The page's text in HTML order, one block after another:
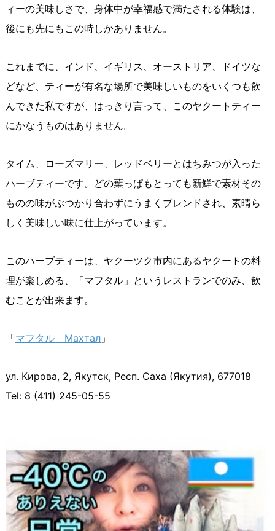
ィーの美味しさで、身体中が幸福感で満たされる体験は、
後にも先にもこの時しかありません。
これまでに、インド、イギリス、オーストリア、ドイツな
どなど、ティーが有名な場所で美味しいものをいくつも飲
んできた私ですが、はっきり言って、このヤクートティー
にかなうものはありません。
タイム、ローズマリー、レッドベリーとはちみつが入った
ハーブティーです。どの葉っぱもとっても新鮮で素材その
ものの味がぶつかり合わずにうまくブレンドされ、素晴ら
しく美味しい味に仕上がっています。
このハーブティーは、ヤクーツク市内にあるヤクートの料
理が楽しめる、「マフタル」というレストランでのみ、飲
むことが出来ます。
「マフタル Махтал」
ул. Кирова, 2, Якутск, Респ. Саха (Якутия), 677018
Tel: 8 (411) 245-05-55